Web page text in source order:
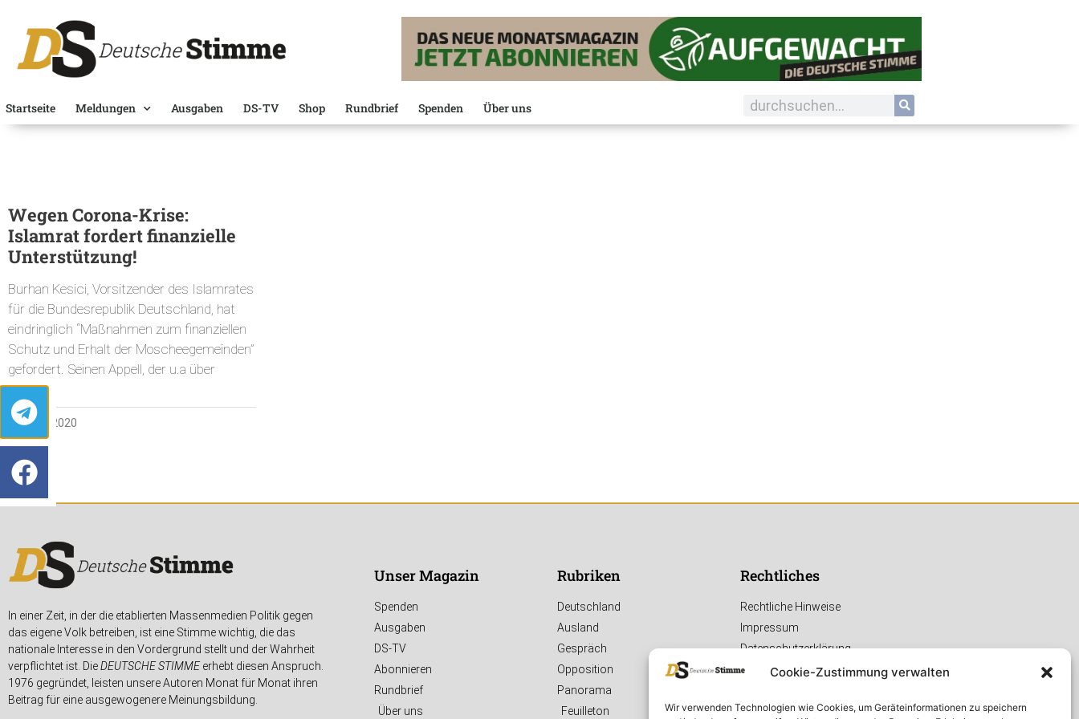
Cookie-Zustimmung verwalten
Wir verwenden Technologien wie Cookies, um Geräteinformationen zu speichern
Startseite Meldungen Ausgaben DS-TV Shop Rundbrief Spenden Über uns
Wegen Corona-Krise:
Islamrat fordert finanzielle
Unterstützung!
Burhan Kesici, Vorsitzender des Islamrates
für die Bundesrepublik Deutschland, hat
eindringlich “Maßnahmen zum finanziellen
Schutz und Erhalt der Moscheegemeinden”
gefordert. Seinen Appell, der u.a über
1. APRIL 2020
In einer Zeit, in der die etablierten Massenmedien Politik gegen
das eigene Volk betreiben, ist eine Stimme wichtig, die das
nationale Interesse in den Vordergrund stellt und der Wahrheit
verpflichtet ist. DieDEUTSCHE STIMMEerhebt diesen Anspruch.
1976 gegründet, leisten unsere Autoren Monat für Monat ihren
Beitrag für eine ausgewogenere Meinungsbildung.
Unser Magazin
Spenden
Ausgaben
DS-TV
Abonnieren
Rundbrief
Über uns
Rubriken
Deutschland
Ausland
Gespräch
Opposition
Panorama
Feuilleton
Rechtliches
Rechtliche Hinweise
Impressum
Datenschutzerklärung